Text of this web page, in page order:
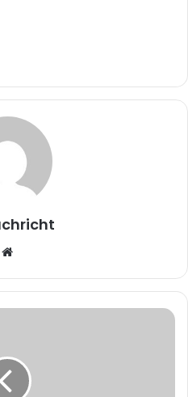
b
s